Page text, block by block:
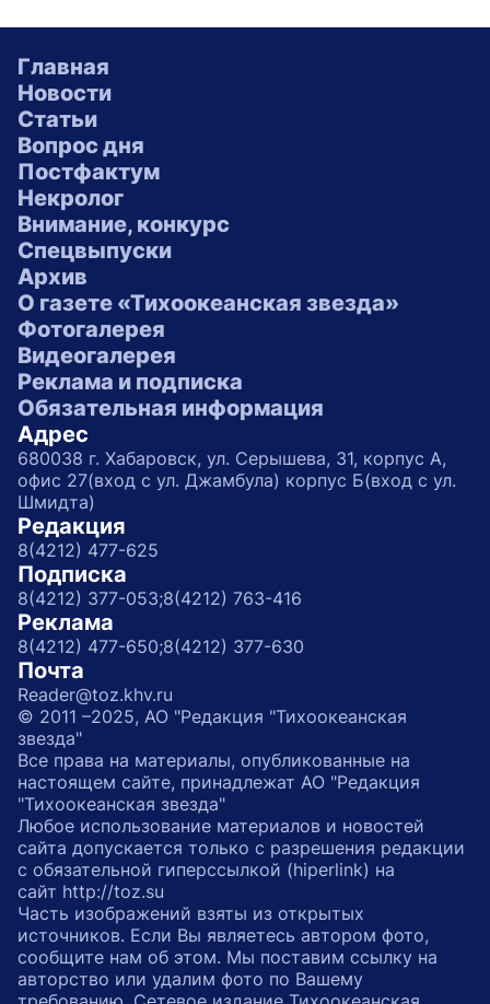
Главная
Новости
Статьи
Вопрос дня
Постфактум
Некролог
Внимание, конкурс
Спецвыпуски
Архив
О газете «Тихоокеанская звезда»
Фотогалерея
Видеогалерея
Реклама и подписка
Обязательная информация
Адрес
680038 г. Хабаровск, ул. Серышева, 31, корпус А,
офис 27(вход с ул. Джамбула) корпус Б(вход с ул.
Шмидта)
Редакция
8(4212) 477-625
Подписка
8(4212) 377-053;8(4212) 763-416
Реклама
8(4212) 477-650;8(4212) 377-630
Почта
Reader@toz.khv.ru
© 2011 –2025, АО "Редакция "Тихоокеанская
звезда"
Все права на материалы, опубликованные на
настоящем сайте, принадлежат АО "Редакция
"Тихоокеанская звезда"
Любое использование материалов и новостей
сайта допускается только с разрешения редакции
с обязательной гиперссылкой (hiperlink) на
сайт http://toz.su
Часть изображений взяты из открытых
источников. Если Вы являетесь автором фото,
сообщите нам об этом. Мы поставим ссылку на
авторство или удалим фото по Вашему